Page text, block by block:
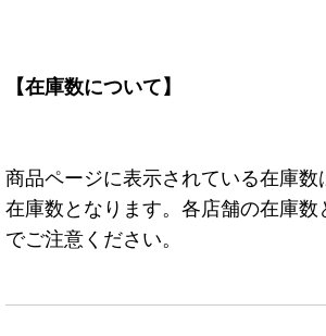
【在庫数について】
商品ページに表示されている在庫数
在庫数となります。各店舗の在庫数
でご注意ください。